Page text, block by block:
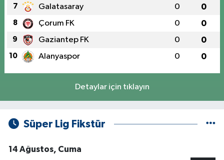
7 Galatasaray 0 0
8 Çorum FK 0 0
9 Gaziantep FK 0 0
10 Alanyaspor 0 0
Detaylar için tıklayın
Süper Lig Fikstür
14 Ağustos, Cuma